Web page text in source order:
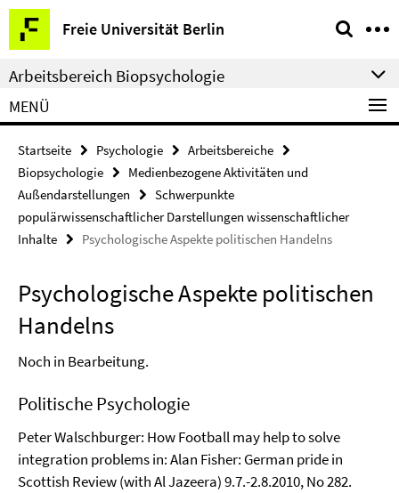
Springe
direkt
zu
Inhalt
Freie Universität Berlin
Service-
Navigation
Arbeitsbereich Biopsychologie
MENÜ
Startseite Psychologie
Arbeitsbereiche
Biopsychologie
Medienbezogene Aktivitäten und
Außendarstellungen
Schwerpunkte
populärwissenschaftlicher Darstellungen wissenschaftlicher
Inhalte
Psychologische Aspekte politischen Handelns
Psychologische Aspekte politischen
Handelns
Noch in Bearbeitung.
Politische Psychologie
Peter Walschburger: How Football may help to solve
integration problems in: Alan Fisher: German pride in
Scottish Review (with Al Jazeera) 9.7.-2.8.2010, No 282.